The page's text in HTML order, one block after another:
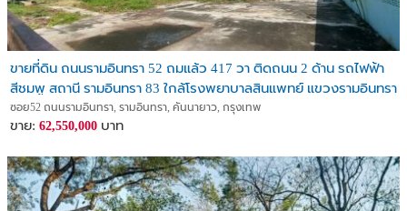
ขายที่ดิน ถนนรามอินทรา 52 ถมแล้ว 417 วา ติดถนน 2 ด้าน รถไฟฟ้า
สีชมพู สถานี รามอินทรา 83 ใกล้โรงพยาบาลสินแพทย์ แขวงรามอินทรา
เขตคันนายาว กรุงเทพมหานคร
ซอย52 ถนนรามอินทรา, รามอินทรา, คันนายาว, กรุงเทพ
ขาย: 62,550,000 บาท